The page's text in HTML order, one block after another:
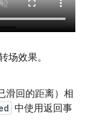
场效果。
滑回的距离）相
中使用返回事